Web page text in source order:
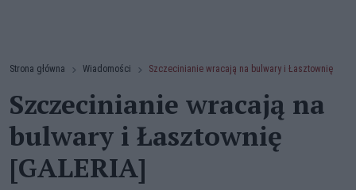
Strona główna Wiadomości Szczecinianie wracają na bulwary i Łasztownię
Szczecinianie wracają na
bulwary i Łasztownię
[GALERIA]